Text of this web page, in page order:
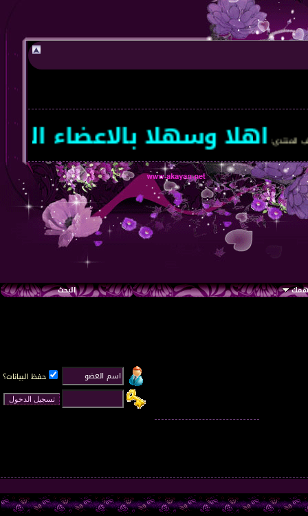
اهلا وسهلا بالاعضاء
البحث
حفظ البيانات؟